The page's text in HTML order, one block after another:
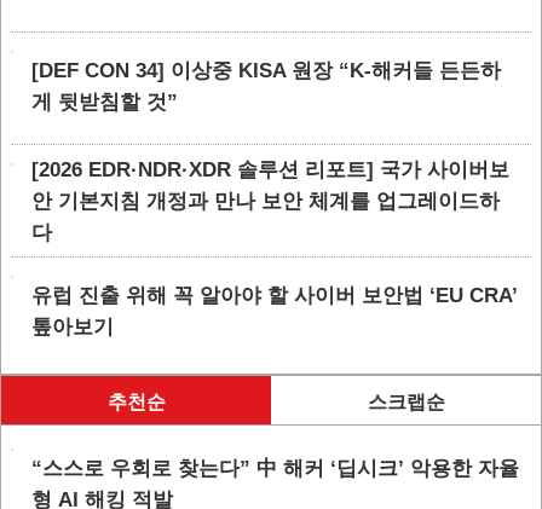
[DEF CON 34] 이상중 KISA 원장 “K-해커들 든든하
게 뒷받침할 것”
[2026 EDR·NDR·XDR 솔루션 리포트] 국가 사이버보
안 기본지침 개정과 만나 보안 체계를 업그레이드하
다
유럽 진출 위해 꼭 알아야 할 사이버 보안법 ‘EU CRA’
톺아보기
추천순 스크랩순
“스스로 우회로 찾는다” 中 해커 ‘딥시크’ 악용한 자율
형 AI 해킹 적발